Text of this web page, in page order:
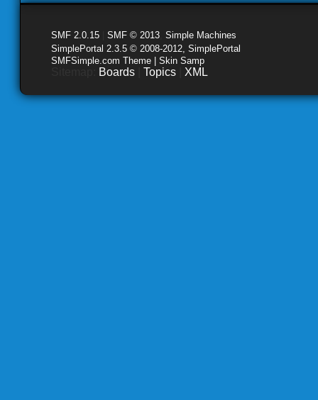
SMF 2.0.15 SMF © 2013 Simple Machines
SimplePortal 2.3.5 © 2008-2012, SimplePortal
SMFSimple.com Theme | Skin Samp
Boards Topics XML